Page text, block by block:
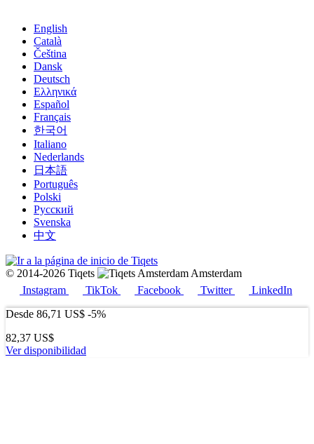
English
Català
Čeština
Dansk
Deutsch
Ελληνικά
Español
Français
한국어
Italiano
Nederlands
日本語
Português
Polski
Русский
Svenska
中文
© 2014-2026 Tiqets
Amsterdam
Instagram
TikTok Facebook Twitter
LinkedIn
Desde 86,71 US$ -5%
82,37 US$
Ver disponibilidad